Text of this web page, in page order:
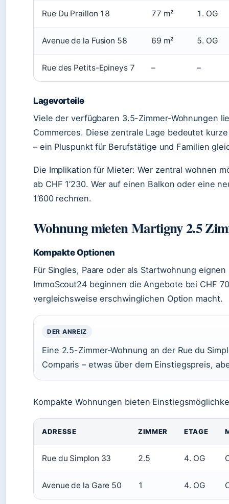
Rue Du Praillon 18 77 m² 1. OG
Avenue de la Fusion 58 69 m² 5. OG
Rue des Petits-Epineys 7 – –
Lagevorteile
Viele der verfügbaren 3.5-Zimmer-Wohnungen
Commerces. Diese zentrale Lage bedeutet
– ein Pluspunkt für Berufstätige und Familien
Die Implikation für Mieter: Wer zentral wohnen
ab CHF 1’230. Wer auf einen Balkon oder eine
1’600 rechnen.
Wohnung mieten Martigny 2.5
Kompakte Optionen
Für Singles, Paare oder als Startwohnung
ImmoScout24 beginnen die Angebote bei CHF
vergleichsweise erschwinglichen Option macht.
DER ANREIZ
Eine 2.5-Zimmer-Wohnung an der Rue du
Comparis – etwas über dem Einstiegspreis,
Kompakte Wohnungen bieten
ADRESSE ZIMMER ETAGE
Rue du Simplon 33 2.5 4. OG
Avenue de la Gare 50 1 4. OG